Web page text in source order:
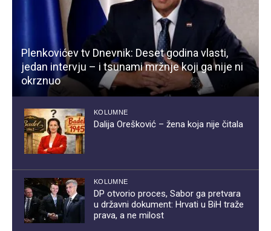
Plenkovićev tv Dnevnik: Deset godina vlasti,
jedan intervju – i tsunami mržnje koji ga nije ni
okrznuo
KOLUMNE
Dalija Orešković – žena koja nije čitala
KOLUMNE
DP otvorio proces, Sabor ga pretvara
u državni dokument: Hrvati u BiH traže
prava, a ne milost